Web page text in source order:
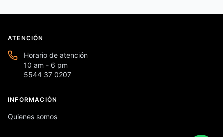
ATENCIÓN
Horario de atención
10 am - 6 pm
5544 37 0207
INFORMACIÓN
Quienes somos